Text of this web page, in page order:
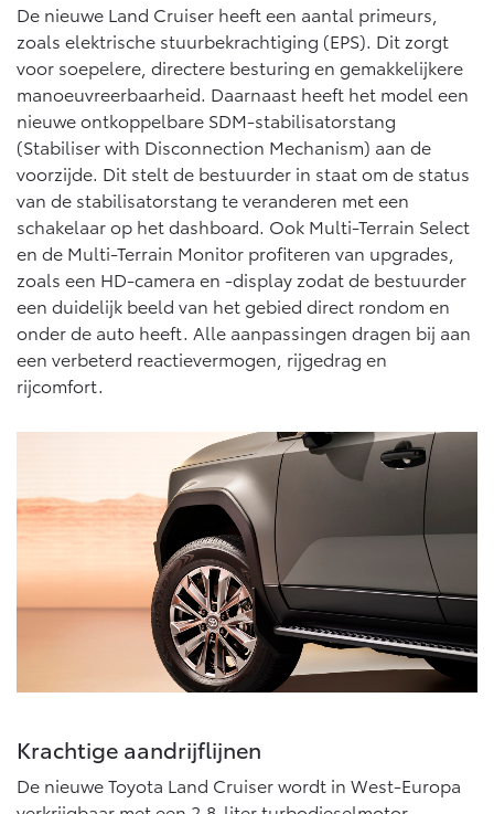
De nieuwe Land Cruiser heeft een aantal primeurs,
zoals elektrische stuurbekrachtiging (EPS). Dit zorgt
voor soepelere, directere besturing en gemakkelijkere
manoeuvreerbaarheid. Daarnaast heeft het model een
nieuwe ontkoppelbare SDM-stabilisatorstang
(Stabiliser with Disconnection Mechanism) aan de
voorzijde. Dit stelt de bestuurder in staat om de status
van de stabilisatorstang te veranderen met een
schakelaar op het dashboard. Ook Multi-Terrain Select
en de Multi-Terrain Monitor profiteren van upgrades,
zoals een HD-camera en -display zodat de bestuurder
een duidelijk beeld van het gebied direct rondom en
onder de auto heeft. Alle aanpassingen dragen bij aan
een verbeterd reactievermogen, rijgedrag en
rijcomfort.
Krachtige aandrijflijnen
De nieuwe Toyota Land Cruiser wordt in West-Europa